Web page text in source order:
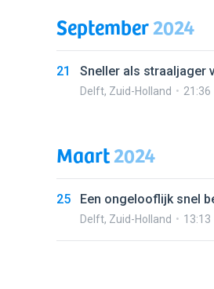
September2024
21 Sneller als straaljager
Delft, Zuid-Holland 21:36
Maart2024
25 Een ongelooflijk snel
Delft, Zuid-Holland 13:13